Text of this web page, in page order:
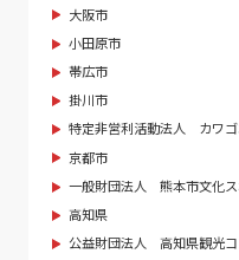
大阪市
小田原市
帯広市
掛川市
特定非営利活動法人 カワゴ
京都市
一般財団法人 熊本市文化
高知県
公益財団法人 高知県観光